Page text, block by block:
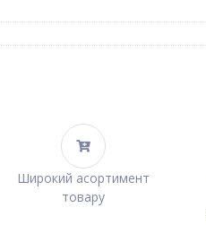
Широкий асортимент
товару